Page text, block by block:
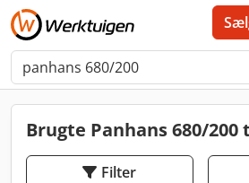
Brugte Panhans 680/200
Filter